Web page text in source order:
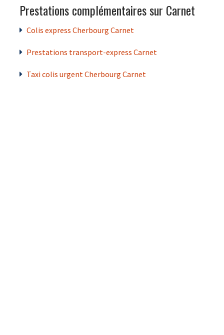
Prestations complémentaires sur Carnet
Colis express Cherbourg Carnet
Prestations transport-express Carnet
Taxi colis urgent Cherbourg Carnet